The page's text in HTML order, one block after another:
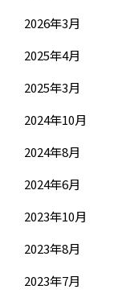
2026年3月
2025年4月
2025年3月
2024年10月
2024年8月
2024年6月
2023年10月
2023年8月
2023年7月